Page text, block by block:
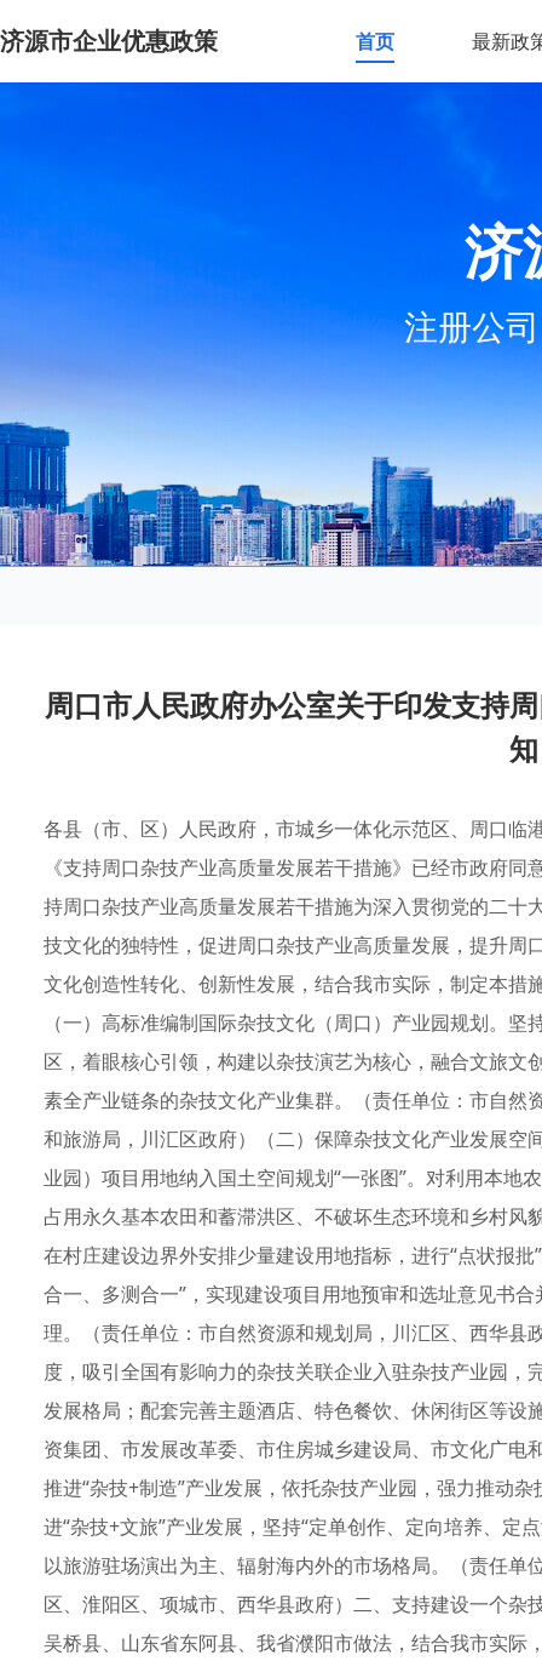
济源市企业优惠政策 首页 最新政
济
注册公
周口市人民政府办公室关于印发支持
知
各县（市、区）人民政府，市城乡一体化示范区、周口
《支持周口杂技产业高质量发展若干措施》已经市政府
持周口杂技产业高质量发展若干措施为深入贯彻党的二
技文化的独特性，促进周口杂技产业高质量发展，提升
文化创造性转化、创新性发展，结合我市实际，制定本
（一）高标准编制国际杂技文化（周口）产业园规划。
区，着眼核心引领，构建以杂技演艺为核心，融合文旅
素全产业链条的杂技文化产业集群。（责任单位：市自
和旅游局，川汇区政府）（二）保障杂技文化产业发展
业园）项目用地纳入国土空间规划“一张图”。对利用本
占用永久基本农田和蓄滞洪区、不破坏生态环境和乡村风
在村庄建设边界外安排少量建设用地指标，进行“点状报
合一、多测合一”，实现建设项目用地预审和选址意见书
理。（责任单位：市自然资源和规划局，川汇区、西华
度，吸引全国有影响力的杂技关联企业入驻杂技产业园
发展格局；配套完善主题酒店、特色餐饮、休闲街区等
资集团、市发展改革委、市住房城乡建设局、市文化广电
推进“杂技+制造”产业发展，依托杂技产业园，强力推动
进“杂技+文旅”产业发展，坚持“定单创作、定向培养、定
以旅游驻场演出为主、辐射海内外的市场格局。（责任
区、淮阳区、项城市、西华县政府）二、支持建设一个
吴桥县、山东省东阿县、我省濮阳市做法，结合我市实